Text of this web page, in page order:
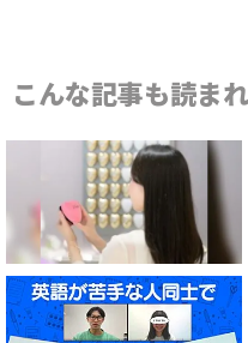
こんな記事も読ま